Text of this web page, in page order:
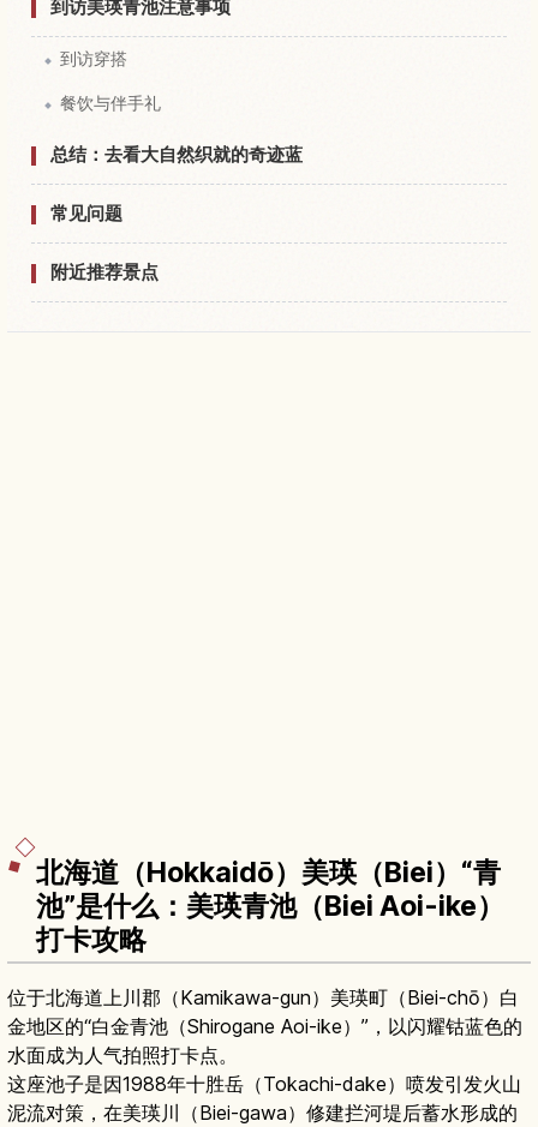
到访美瑛青池注意事项
到访穿搭
餐饮与伴手礼
总结：去看大自然织就的奇迹蓝
常见问题
附近推荐景点
北海道（Hokkaidō）美瑛（Biei）“青
池”是什么：美瑛青池（Biei Aoi-ike）
打卡攻略
位于北海道上川郡（Kamikawa-gun）美瑛町（Biei-chō）白
金地区的“白金青池（Shirogane Aoi-ike）”，以闪耀钴蓝色的
水面成为人气拍照打卡点。
这座池子是因1988年十胜岳（Tokachi-dake）喷发引发火山
泥流对策，在美瑛川（Biei-gawa）修建拦河堤后蓄水形成的